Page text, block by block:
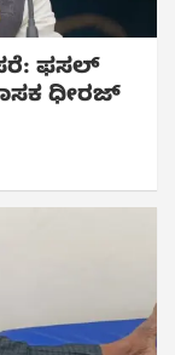
ಫಸಲ್
ಧೀರಜ್